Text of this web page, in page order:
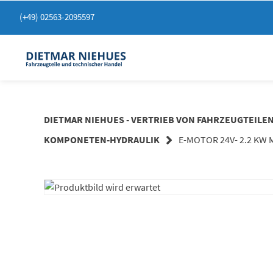
zum
(+49) 02563-2095597
DIETMAR NIEHUES - VERTRIEB VON
KOMPONETEN-HYDRAULIK
E-MOTOR 24V- 2.2 KW